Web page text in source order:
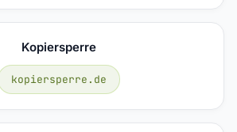
Kopiersperre
kopiersperre.de